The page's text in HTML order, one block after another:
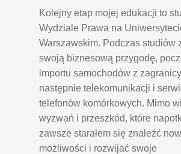
Kolejny etap mojej edukacji to
Wydziale Prawa na
Warszawskim. Podczas studiów
swoją biznesową przygodę,
importu samochodów z
następnie telekomunikacji i
telefonów komórkowych. Mimo
wyzwań i przeszkód, które
zawsze starałem się znaleźć
możliwości i rozwijać swoje